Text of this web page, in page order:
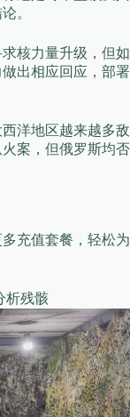
。
核力量升级，但如
出相应回应，部署
洋地区越来越多敌
案，但俄罗斯均否
多充值套餐，轻松为
析残骸